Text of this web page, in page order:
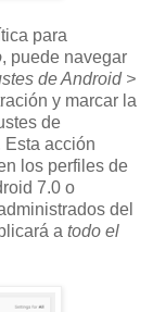
para
, puede navegar
de Android >
y marcar la
de
Esta acción
los perfiles de
7.0 o
del
a todo el